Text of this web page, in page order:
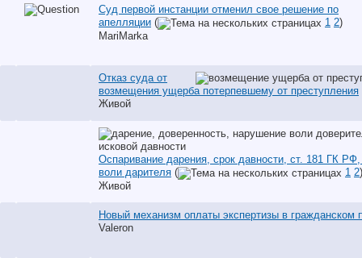
Суд первой инстанции отменил свое решение по
апелляции ( 1 2)
MariMarka
Отказ суда от
возмещения ущерба потерпевшему от преступления
Живой
Оспаривание дарения, срок давности, ст. 181 ГК
воли дарителя ( 1 2)
Живой
Новый механизм оплаты экспертизы в гражданском
Valeron